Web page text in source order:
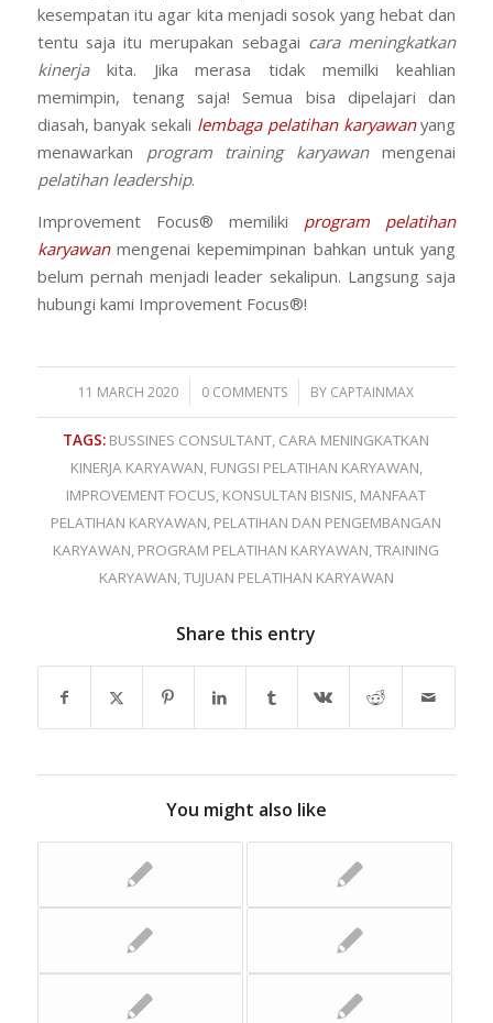
kesempatan itu agar kita menjadi sosok yang hebat dan
tentu saja itu merupakan sebagai cara meningkatkan
kinerjakita. Jika merasa tidak memilki keahlian
memimpin, tenang saja! Semua bisa dipelajari dan
diasah, banyak sekali lembaga pelatihan karyawanyang
menawarkan program training karyawanmengenai
pelatihan leadership.
Improvement Focus® memiliki program pelatihan
karyawanmengenai kepemimpinan bahkan untuk yang
belum pernah menjadi leader sekalipun. Langsung saja
hubungi kami Improvement Focus®!
11 MARCH 2020
/ 0 COMMENTS
/ BY CAPTAINMAX
TAGS: BUSSINES CONSULTANT, CARA MENINGKATKAN
KINERJA KARYAWAN, FUNGSI PELATIHAN KARYAWAN,
IMPROVEMENT FOCUS, KONSULTAN BISNIS, MANFAAT
PELATIHAN KARYAWAN, PELATIHAN DAN PENGEMBANGAN
KARYAWAN, PROGRAM PELATIHAN KARYAWAN,TRAINING
KARYAWAN,TUJUAN PELATIHAN KARYAWAN
Share this entry
You might also like